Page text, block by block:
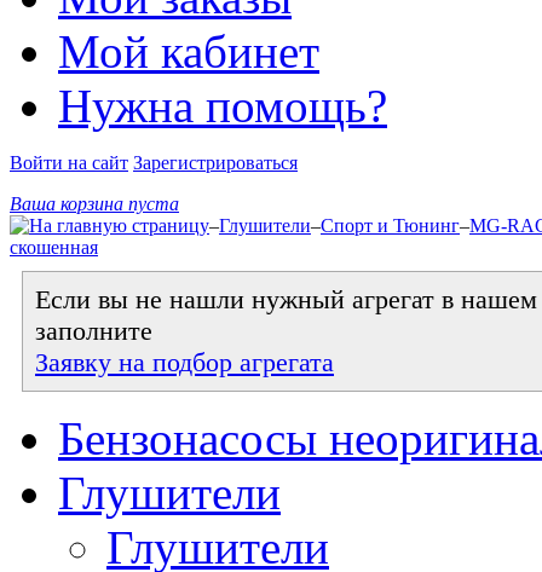
Мой кабинет
Нужна помощь?
Войти на сайт Зарегистрироваться
Ваша корзина пуста
–Глушители–Спорт и Тюнинг–MG-
скошенная
Если вы не нашли нужный агрегат в нашем
заполните
Заявку на подбор агрегата
Бензонасосы
Глушители
Глушители